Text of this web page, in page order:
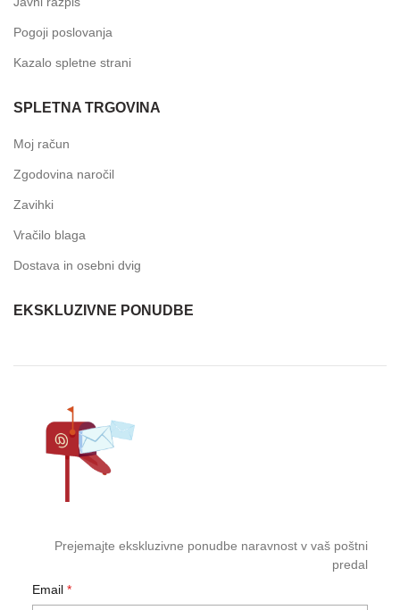
Pogoji poslovanja
Kazalo spletne strani
SPLETNA TRGOVINA
Moj račun
Zgodovina naročil
Zavihki
Vračilo blaga
Dostava in osebni dvig
EKSKLUZIVNE PONUDBE
Prejemajte ekskluzivne ponudbe naravnost v vaš poštni
predal
Email